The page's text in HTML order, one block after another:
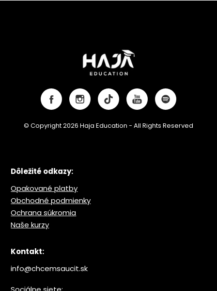
© Copyright 2026 Haja Education - All Rights Reserved
Dôležité odkazy:
Opakované platby
Obchodné podmienky
Ochrana súkromia
Naše kurzy
Kontakt:
info@chcemsaucit.sk